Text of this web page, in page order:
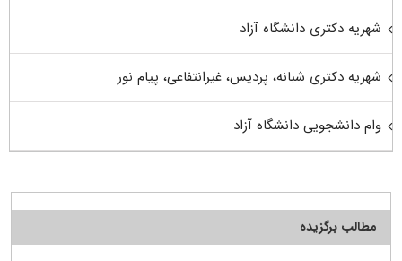
شهریه دکتری دانشگاه آزاد
شهریه دکتری شبانه، پردیس، غیرانتفاعی، پیام نور
وام دانشجویی دانشگاه آزاد
مطالب برگزیده